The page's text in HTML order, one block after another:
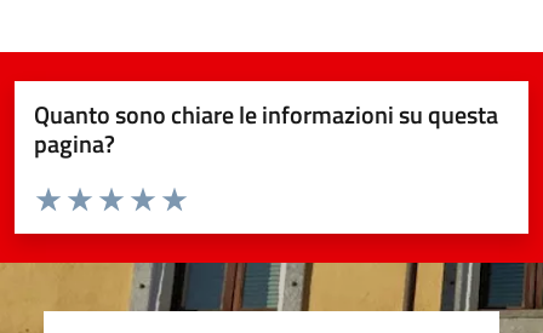
Quanto sono chiare le informazioni su questa
pagina?
Valuta da 1 a 5 stelle la pagina
Valuta 5 stelle su 5
Valuta 4 stelle su 5
Valuta 3 stelle su 5
Valuta 2 stelle su 5
Valuta 1 stelle su 5